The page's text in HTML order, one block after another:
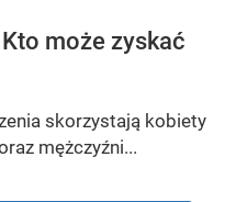
może zyskać
skorzystają kobiety
mężczyźni...